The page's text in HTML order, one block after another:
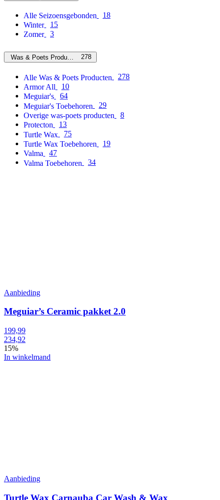
Alle Seizoensgebonden
18
Winter
15
Zomer
3
Was & Poets Producten 278
Alle Was & Poets Producten
278
Armor All
10
Meguiar's
64
Meguiar's Toebehoren
29
Overige was-poets producten
8
Protecton
13
Turtle Wax
75
Turtle Wax Toebehoren
19
Valma
47
Valma Toebehoren
34
Aanbieding
Meguiar’s Ceramic pakket 2.0
199,99
234,92
15%
In winkelmand
Aanbieding
Turtle Wax Carnauba Car Wash & Wax